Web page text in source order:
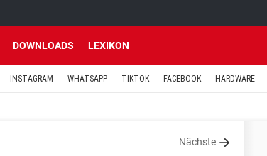
DOWNLOADS LEXIKON
INSTAGRAM WHATSAPP TIKTOK FACEBOOK HARDWARE
Nächste